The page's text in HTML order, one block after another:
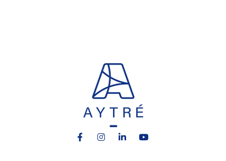
Lien vers le compte Facebook
Lien vers le compte Instagram
Lien vers le compte Linkedin
Lien vers la chaîne